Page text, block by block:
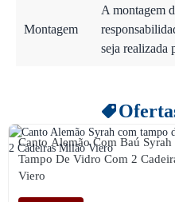
Montagem
A montagem
seja realizada
Canto Alemão Com Baú Syrah
Tampo De Vidro Com 2
Viero